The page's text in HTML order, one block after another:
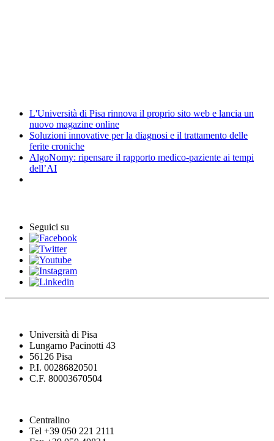
L'Università di Pisa rinnova il proprio sito web e lancia un
nuovo magazine online
Soluzioni innovative per la diagnosi e il trattamento delle
ferite croniche
AlgoNomy: ripensare il rapporto medico-paziente ai tempi
dell’AI
Seguici su
Università di Pisa
Lungarno Pacinotti 43
56126 Pisa
P.I. 00286820501
C.F. 80003670504
Centralino
Tel +39 050 221 2111